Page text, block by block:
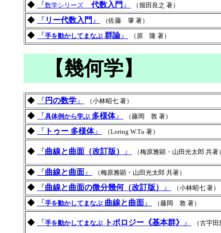
◆ 『数学シリーズ 代数入門 』 （堀田良之 著）
◆ 『 リー代数入門 』 （佐藤 肇 著）
◆ 『手を動かしてまなぶ 群論』 （原 隆 著）
【幾何学】
◆ 『 円の数学 』 （小林昭七 著）
◆ 『具体例から学ぶ 多様体』 （藤岡 敦 著）
◆ 『 トゥー 多様体』 （Loring W.Tu 著）
◆ 『曲線と曲面（改訂版） 』 （梅原雅顕・山田光太郎 共著
◆ 『曲線と曲面 』 （梅原雅顕・山田光太郎 共著）
◆ 『曲線と曲面の微分幾何（改訂版） 』 （小林昭七 著）
◆ 『手を動かしてまなぶ 曲線と曲面 』 （藤岡 敦 著）
◆ 『手を動かしてまなぶ トポロジー《基本群》 』 （古宇